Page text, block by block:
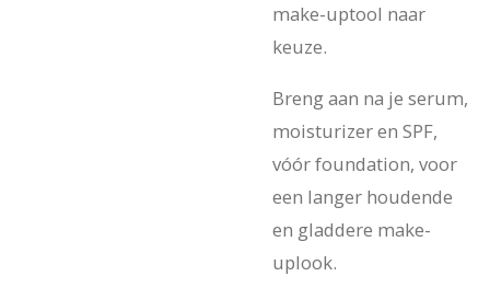
make-uptool naar
keuze.
Breng aan na je serum,
moisturizer en SPF,
vóór foundation, voor
een langer houdende
en gladdere make-
uplook.